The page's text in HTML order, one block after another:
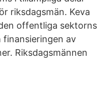
riksdagsmän. Keva
offentliga sektorns
finansieringen av
Riksdagsmännen